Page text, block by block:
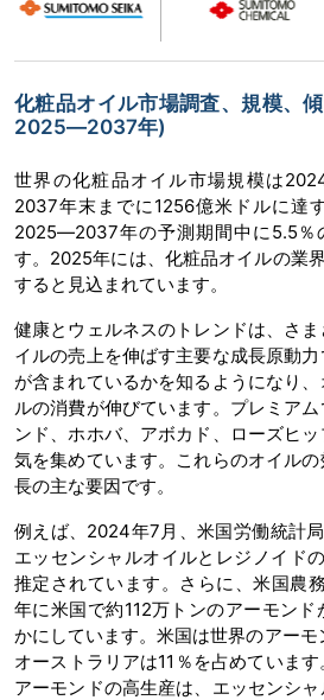
化粧品オイル市場調査、規模、
2025―2037年)
世界の化粧品オイル市場規模は
2037年末までに1256億米ドルに達
2025―2037年の予測期間中に5.5％
す。2025年には、化粧品オイルの業
すると見込まれています。
健康とウェルネスのトレンドは、さ
イルの売上を伸ばす主要な成長原動
が含まれているかを知るようになり
ルの消費が伸びています。プレミア
ンド、ホホバ、アボカド、ローズヒ
気を集めています。これらのオイル
長の主な要因です。
例えば、2024年7月、米国労働統計
エッセンシャルオイルとレジノイド
推定されています。さらに、米国農
年に米国で約112万トンのアーモン
かにしています。米国は世界のアーモ
オーストラリアは11％を占めていま
アーモンドの高生産は、エッセンシ